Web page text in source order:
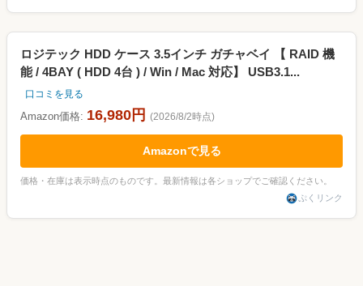
ロジテック HDD ケース 3.5インチ ガチャベイ 【 RAID 機
能 / 4BAY ( HDD 4台 ) / Win / Mac 対応】 USB3.1...
口コミを見る
Amazon価格: 16,980円 (2026/8/2時点)
Amazonで見る
価格・在庫は表示時点のものです。最新情報は各ショップでご確認ください。
ぷくリンク